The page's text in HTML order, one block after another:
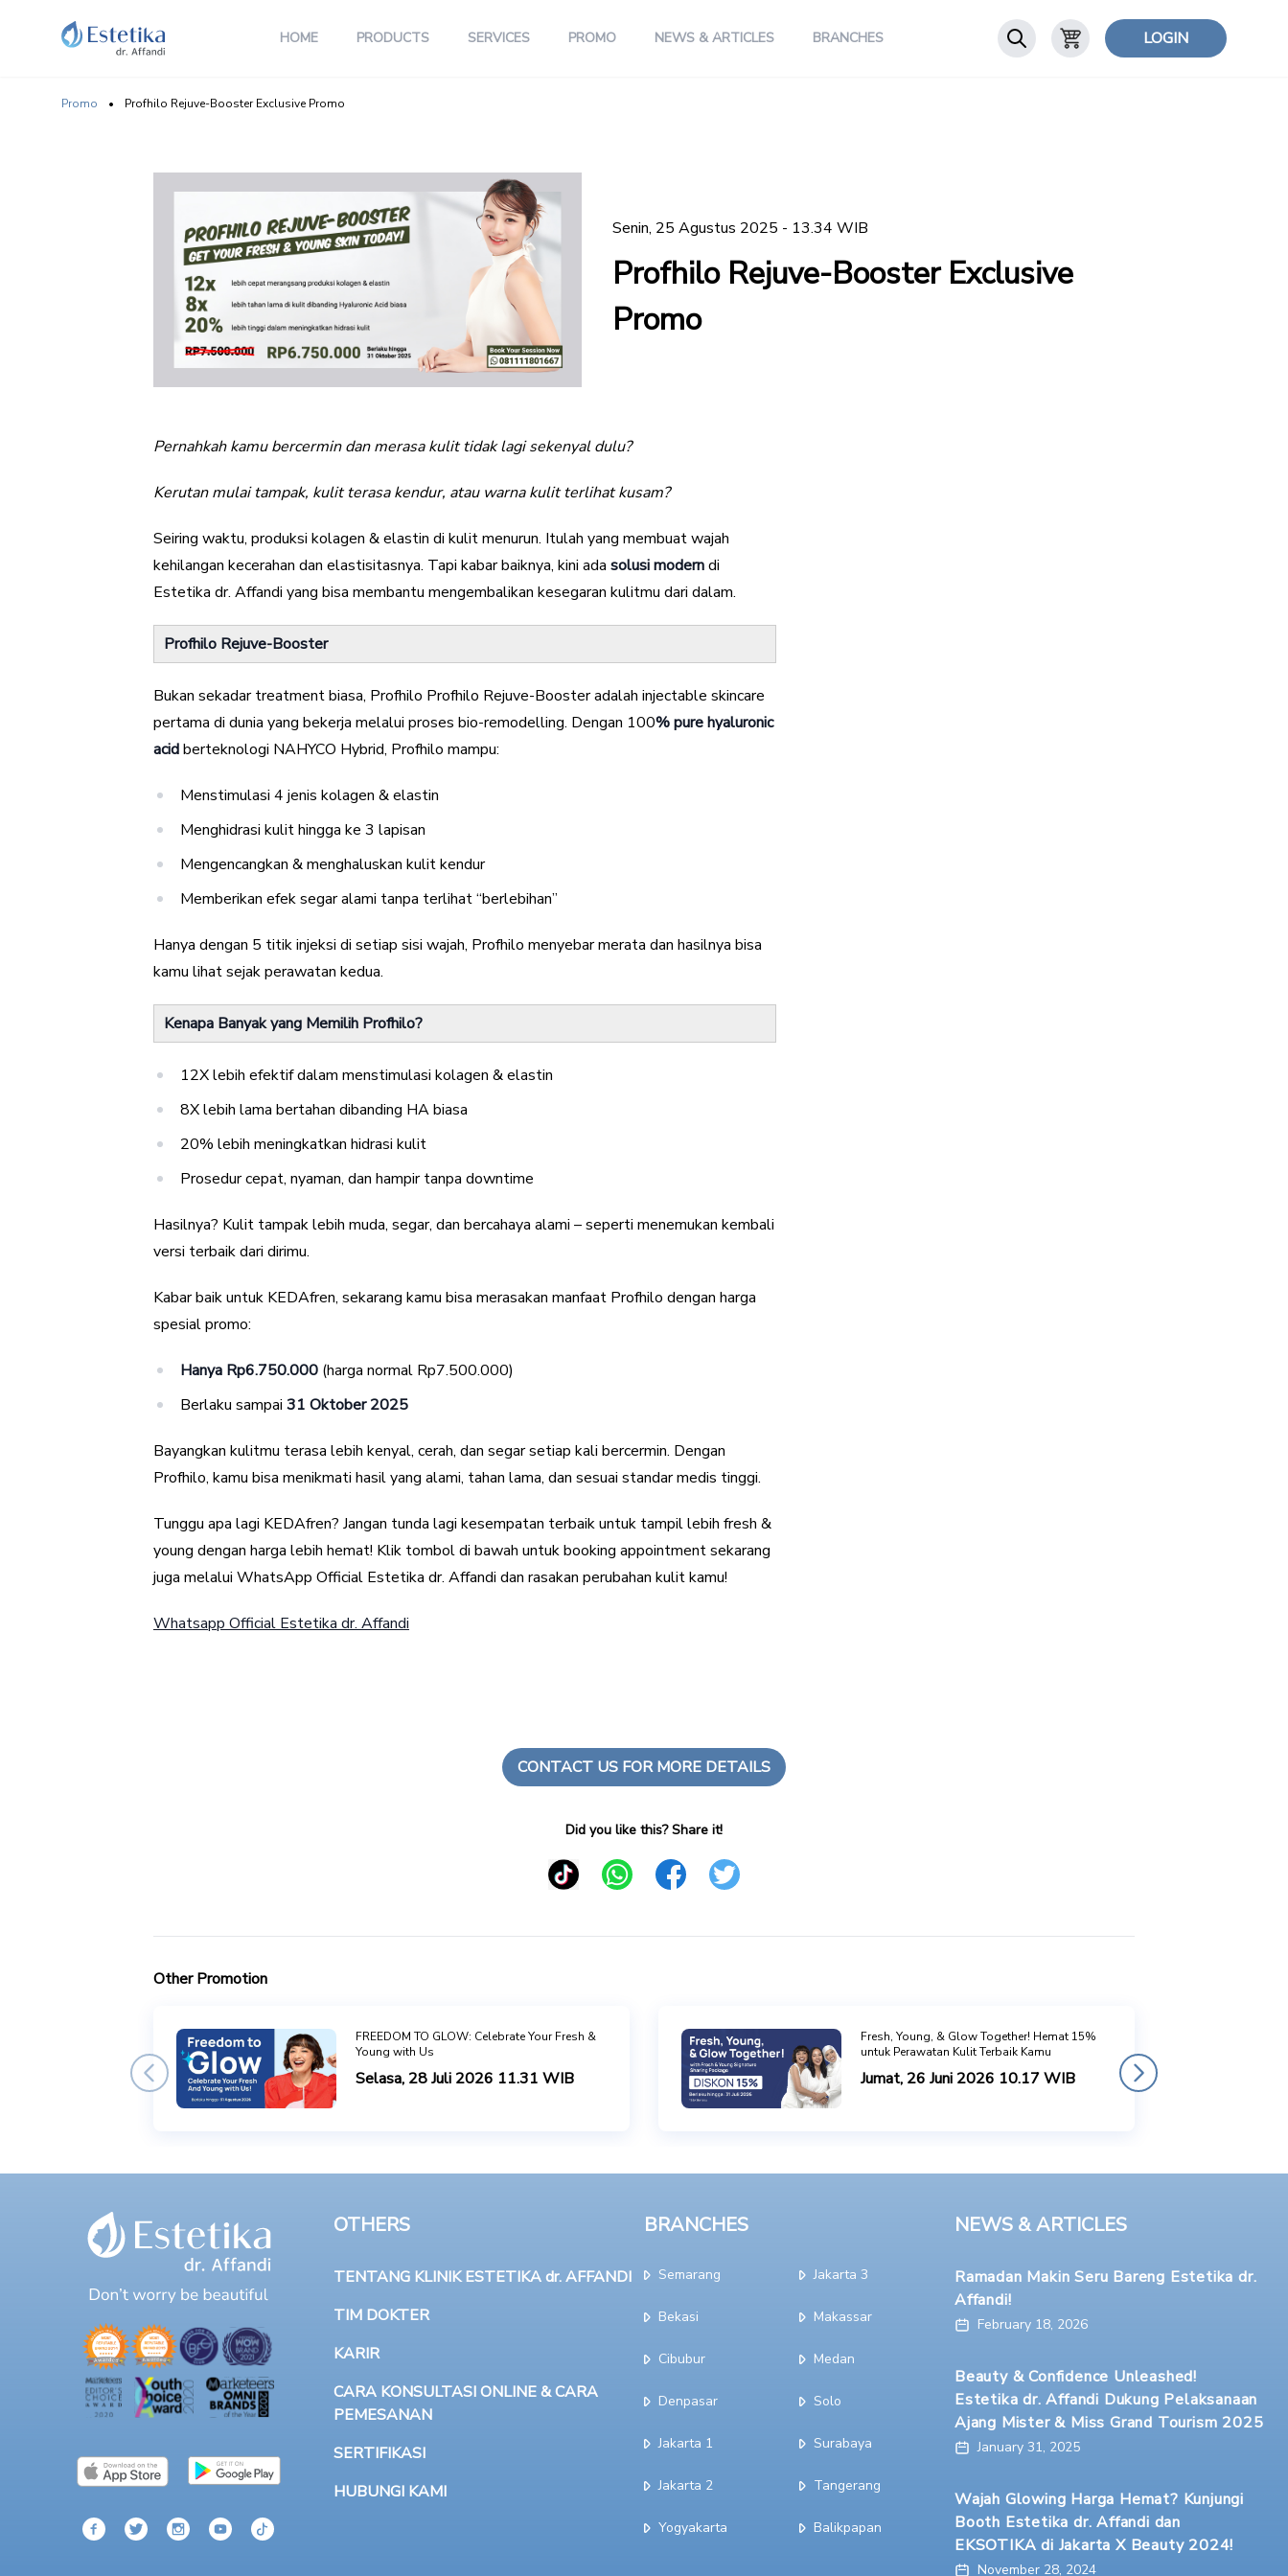
HOME PRODUCTS SERVICES PROMO NEWS & ARTICLES BRANCHES LOGIN
Promo • Profhilo Rejuve-Booster Exclusive Promo
Senin, 25 Agustus 2025 - 13.34 WIB
Profhilo Rejuve-Booster Exclusive
Promo
Pernahkah kamu bercermin dan merasa kulit tidak lagi sekenyal dulu?
Kerutan mulai tampak, kulit terasa kendur, atau warna kulit terlihat kusam?
Seiring waktu, produksi kolagen & elastin di kulit menurun. Itulah yang membuat wajah
kehilangan kecerahan dan elastisitasnya. Tapi kabar baiknya, kini ada solusi moderndi
Estetika dr. Affandi yang bisa membantu mengembalikan kesegaran kulitmu dari dalam.
Profhilo Rejuve-Booster
Bukan sekadar treatment biasa, Profhilo Profhilo Rejuve-Booster adalah injectable skincare
pertama di dunia yang bekerja melalui proses bio-remodelling. Dengan 100% pure hyaluronic
acidberteknologi NAHYCO Hybrid, Profhilo mampu:
Menstimulasi 4 jenis kolagen & elastin
Menghidrasi kulit hingga ke 3 lapisan
Mengencangkan & menghaluskan kulit kendur
Memberikan efek segar alami tanpa terlihat “berlebihan”
Hanya dengan 5 titik injeksi di setiap sisi wajah, Profhilo menyebar merata dan hasilnya bisa
kamu lihat sejak perawatan kedua.
Kenapa Banyak yang Memilih Profhilo?
12X lebih efektif dalam menstimulasi kolagen & elastin
8X lebih lama bertahan dibanding HA biasa
20% lebih meningkatkan hidrasi kulit
Prosedur cepat, nyaman, dan hampir tanpa downtime
Hasilnya? Kulit tampak lebih muda, segar, dan bercahaya alami – seperti menemukan kembali
versi terbaik dari dirimu.
Kabar baik untuk KEDAfren, sekarang kamu bisa merasakan manfaat Profhilo dengan harga
spesial promo:
Hanya Rp6.750.000 (harga normal Rp7.500.000)
Berlaku sampai 31 Oktober 2025
Bayangkan kulitmu terasa lebih kenyal, cerah, dan segar setiap kali bercermin. Dengan
Profhilo, kamu bisa menikmati hasil yang alami, tahan lama, dan sesuai standar medis tinggi.
Tunggu apa lagi KEDAfren? Jangan tunda lagi kesempatan terbaik untuk tampil lebih fresh &
young dengan harga lebih hemat! Klik tombol di bawah untuk booking appointment sekarang
juga melalui WhatsApp Official Estetika dr. Affandi dan rasakan perubahan kulit kamu!
Whatsapp Official Estetika dr. Affandi
CONTACT US FOR MORE DETAILS
Did you like this? Share it!
Other Promotion
FREEDOM TO GLOW: Celebrate Your Fresh &
Young with Us
Selasa, 28 Juli 2026 11.31 WIB
Fresh, Young, & Glow Together! Hemat 15%
untuk Perawatan Kulit Terbaik Kamu
Jumat, 26 Juni 2026 10.17 WIB
OTHERS
TENTANG KLINIK ESTETIKA dr. AFFANDI
TIM DOKTER
KARIR
CARA KONSULTASI ONLINE & CARA
PEMESANAN
SERTIFIKASI
HUBUNGI KAMI
BRANCHES
Semarang
Bekasi
Cibubur
Denpasar
Jakarta 1
Jakarta 2
Yogyakarta
Jakarta 3
Makassar
Medan
Solo
Surabaya
Tangerang
Balikpapan
NEWS & ARTICLES
Ramadan Makin Seru Bareng Estetika dr.
Affandi!
February 18, 2026
Beauty & Confidence Unleashed!
Estetika dr. Affandi Dukung Pelaksanaan
Ajang Mister & Miss Grand Tourism 2025
January 31, 2025
Wajah Glowing Harga Hemat? Kunjungi
Booth Estetika dr. Affandi dan
EKSOTIKA di Jakarta X Beauty 2024!
November 28, 2024